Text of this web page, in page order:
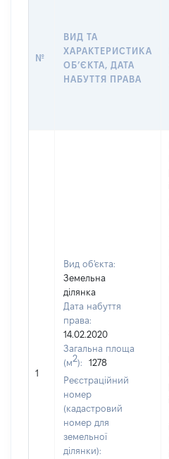
№
ВИД ТА
ХАРАКТЕРИСТИКА
ОБʼЄКТА, ДАТА
НАБУТТЯ ПРАВА
1
Вид об'єкта:
Земельна
ділянка
Дата набуття
права:
14.02.2020
Загальна площа
(м2):
1278
Реєстраційний
номер
(кадастровий
номер для
земельної
ділянки):